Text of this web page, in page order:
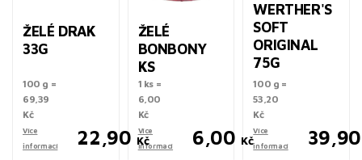
ŽELÉ DRAK
33G
100 g =
69,39
Kč
Více
informací
22,90 Kč
ŽELÉ
BONBONY
KS
1 ks =
6,00
Kč
Více
informací
6,00 Kč
WERTHER'S
SOFT
ORIGINAL
75G
100 g =
53,20
Kč
Více
informací
39,90